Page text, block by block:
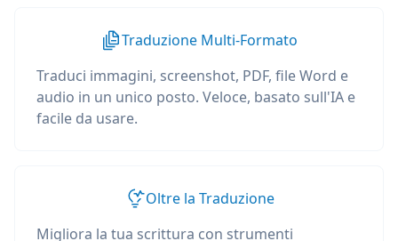
Traduzione Multi-Formato
Traduci immagini, screenshot, PDF, file Word e
audio in un unico posto. Veloce, basato sull'IA e
facile da usare.
Oltre la Traduzione
Migliora la tua scrittura con strumenti